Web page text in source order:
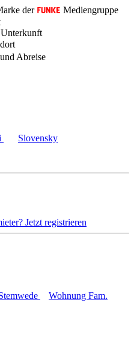
der
Mediengruppe
Unterkunft
Abreise
Slovensky
Jetzt registrieren
Wohnung Fam.